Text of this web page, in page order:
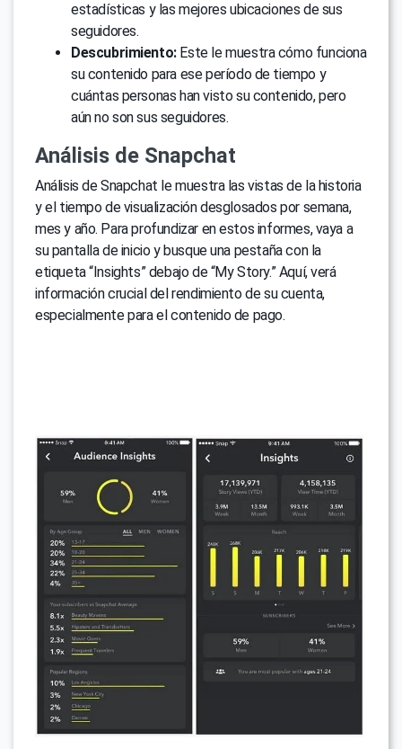
estadísticas y las mejores ubicaciones de sus
seguidores.
Descubrimiento:Este le muestra cómo funciona
su contenido para ese período de tiempo y
cuántas personas han visto su contenido, pero
aún no son sus seguidores.
Análisis de Snapchat
Análisis de Snapchat le muestra las vistas de la historia
y el tiempo de visualización desglosados por semana,
mes y año. Para profundizar en estos informes, vaya a
su pantalla de inicio y busque una pestaña con la
etiqueta “Insights” debajo de “My Story.” Aquí, verá
información crucial del rendimiento de su cuenta,
especialmente para el contenido de pago.